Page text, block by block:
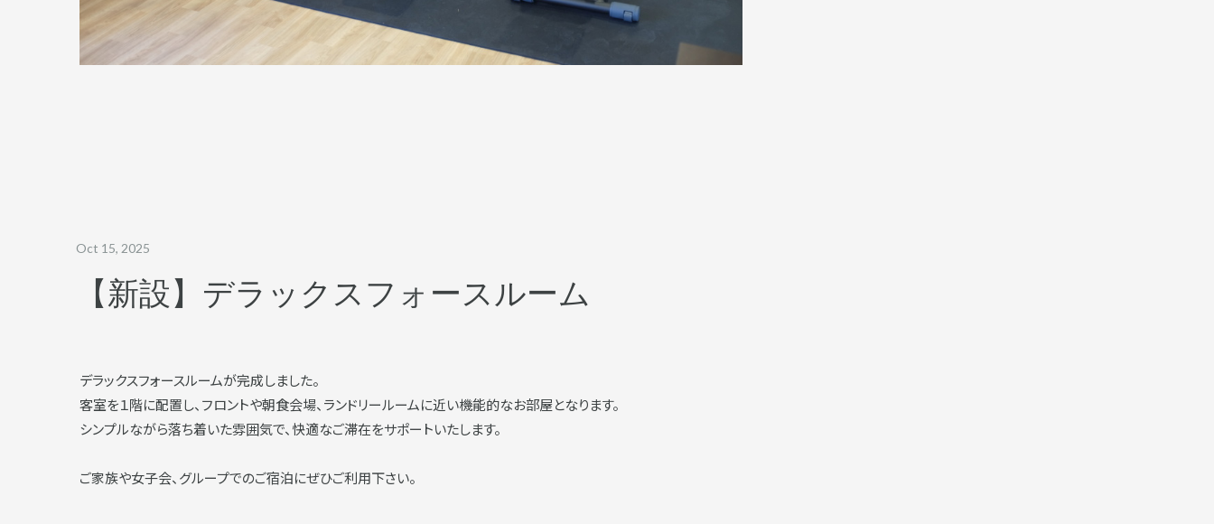
【新設】デラックスフォースルーム
Oct 15, 2025
デラックスフォースルームが完成しました。
客室を１階に配置し、フロントや朝食会場、ランドリールームに近い機能的なお部屋となります。
シンプルながら落ち着いた雰囲気で、快適なご滞在をサポートいたします。
ご家族や女子会、グループでのご宿泊にぜひご利用下さい。